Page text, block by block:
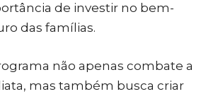
de investir no bem-
das famílias.
não apenas combate a
mas também busca criar